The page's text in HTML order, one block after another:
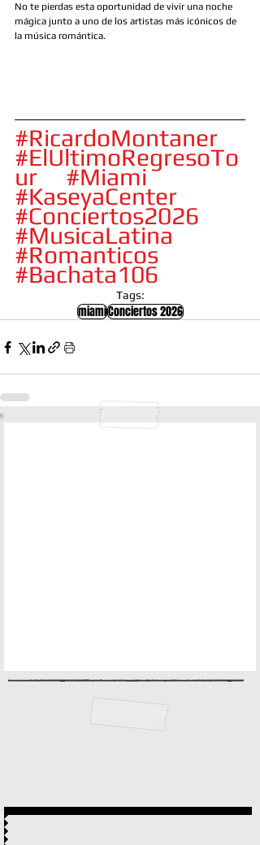
No te pierdas esta oportunidad de vivir una noche
mágica junto a uno de los artistas más icónicos de
la música romántica.
#RicardoMontaner
#ElUltimoRegresoTo
ur #Miami
#KaseyaCenter
#Conciertos2026
#MusicaLatina
#Romanticos
#Bachata106
Tags:
miamiConciertos 2026